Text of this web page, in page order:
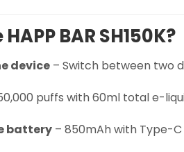
BAR SH150K?
device– Switch between two
puffs with 60ml total e-
battery– 850mAh with Type-C